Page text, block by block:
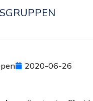
2020-06-26